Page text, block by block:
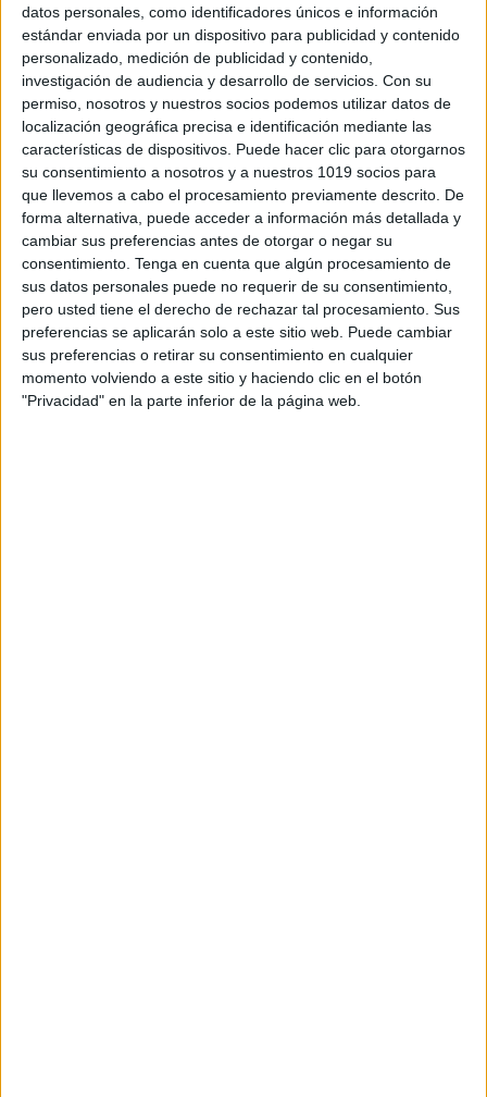
datos personales, como identificadores únicos e información
estándar enviada por un dispositivo para publicidad y contenido
personalizado, medición de publicidad y contenido,
investigación de audiencia y desarrollo de servicios. Con su
permiso, nosotros y nuestros socios podemos utilizar datos de
localización geográfica precisa e identificación mediante las
características de dispositivos. Puede hacer clic para otorgarnos
su consentimiento a nosotros y a nuestros 1019 socios para
que llevemos a cabo el procesamiento previamente descrito. De
forma alternativa, puede acceder a información más detallada y
cambiar sus preferencias antes de otorgar o negar su
consentimiento. Tenga en cuenta que algún procesamiento de
sus datos personales puede no requerir de su consentimiento,
pero usted tiene el derecho de rechazar tal procesamiento. Sus
preferencias se aplicarán solo a este sitio web. Puede cambiar
sus preferencias o retirar su consentimiento en cualquier
momento volviendo a este sitio y haciendo clic en el botón
"Privacidad" en la parte inferior de la página web.
Categorías gramaticales
ÚNETE A NUESTRO GRUPO EXCLUSIVO DE
WHATSAPP